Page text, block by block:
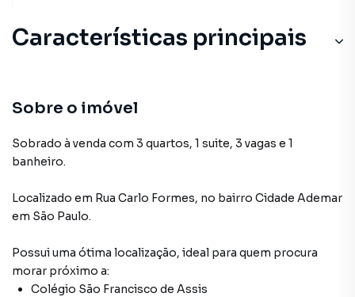
Características principais
Lavanderia
Sala de estar
Ar-Condicionado
Decorado
Laje Técnica
Sobre o imóvel
Sobrado à venda com 3 quartos, 1 suite, 3 vagas e 1
banheiro.
Localizado em Rua Carlo Formes, no bairro Cidade Ademar
em São Paulo.
Possui uma ótima localização, ideal para quem procura
morar próximo a:
Colégio São Francisco de Assis